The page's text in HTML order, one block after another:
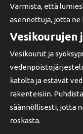
Varmista, että
asennettuja, jotta ne
Vesikourujen
Vesikourut ja
katolta ja estävät
rakenteisiin.
säännöllisesti, jotta
roskasta.